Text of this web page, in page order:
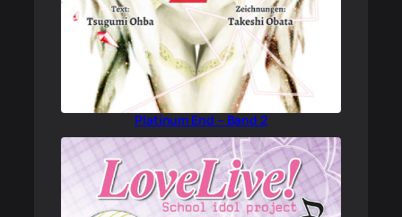
Platinum End – Band 2